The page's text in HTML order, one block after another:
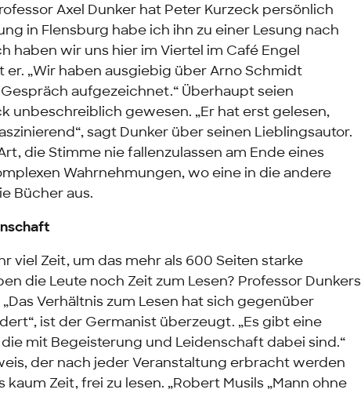
Axel Dunker hat Peter Kurzeck persönlich
in Flensburg habe ich ihn zu einer Lesung nach
haben wir uns hier im Viertel im Café Engel
er. „Wir haben ausgiebig über Arno Schmidt
aufgezeichnet.“ Überhaupt seien
unbeschreiblich gewesen. „Er hat erst gelesen,
sagt Dunker über seinen Lieblingsautor.
die Stimme nie fallenzulassen am Ende eines
Wahrnehmungen, wo eine in die andere
Bücher aus.
viel Zeit, um das mehr als 600 Seiten starke
die Leute noch Zeit zum Lesen? Professor Dunkers
Verhältnis zum Lesen hat sich gegenüber
ist der Germanist überzeugt. „Es gibt eine
mit Begeisterung und Leidenschaft dabei sind.“
der nach jeder Veranstaltung erbracht werden
Zeit, frei zu lesen. „Robert Musils „Mann ohne